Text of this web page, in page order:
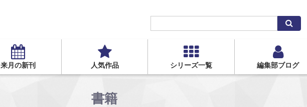
索
来月の新刊 人気作品 シリーズ一覧 編集部ブログ
書籍